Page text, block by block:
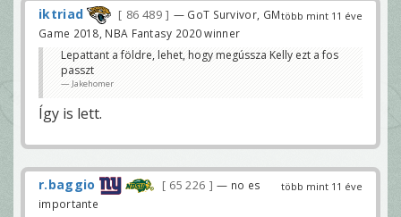
több mint 11 éve
iktriad 86 489
— GoT Survivor, GM
Game 2018, NBA Fantasy 2020 winner
Lepattant a földre, lehet, hogy megússza Kelly ezt a fos
passzt
Jakehomer
Így is lett.
több mint 11 éve
r.baggio 65 226
— no es
importante